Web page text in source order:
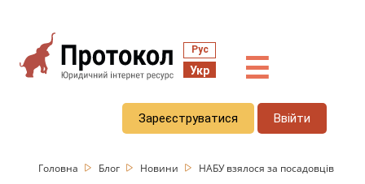
Рус
Укр ☰
Зареєструватися Ввійти
Головна Блог Новини
НАБУ взялося за посадовців